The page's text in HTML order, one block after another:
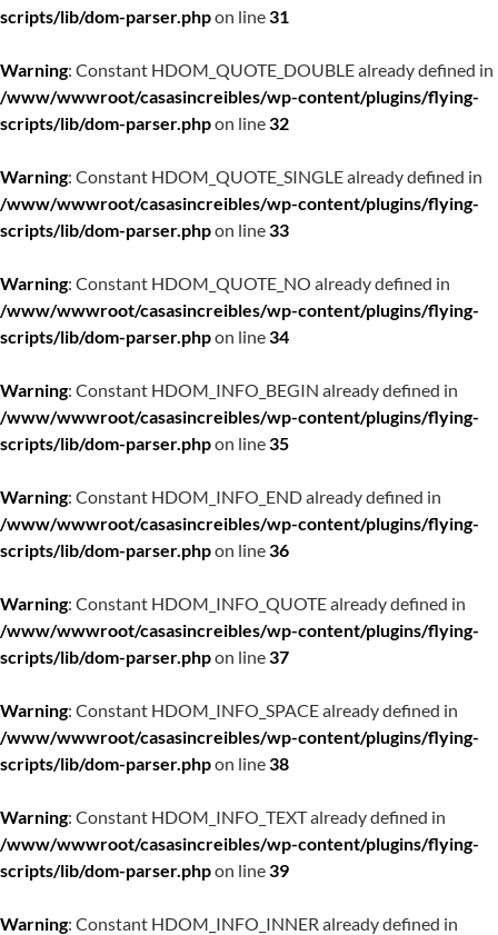
scripts/lib/dom-parser.phpon line31
Warning: Constant HDOM_QUOTE_DOUBLE already defined in
/www/wwwroot/casasincreibles/wp-content/plugins/flying-
scripts/lib/dom-parser.phpon line32
Warning: Constant HDOM_QUOTE_SINGLE already defined in
/www/wwwroot/casasincreibles/wp-content/plugins/flying-
scripts/lib/dom-parser.phpon line33
Warning: Constant HDOM_QUOTE_NO already defined in
/www/wwwroot/casasincreibles/wp-content/plugins/flying-
scripts/lib/dom-parser.phpon line34
Warning: Constant HDOM_INFO_BEGIN already defined in
/www/wwwroot/casasincreibles/wp-content/plugins/flying-
scripts/lib/dom-parser.phpon line35
Warning: Constant HDOM_INFO_END already defined in
/www/wwwroot/casasincreibles/wp-content/plugins/flying-
scripts/lib/dom-parser.phpon line36
Warning: Constant HDOM_INFO_QUOTE already defined in
/www/wwwroot/casasincreibles/wp-content/plugins/flying-
scripts/lib/dom-parser.phpon line37
Warning: Constant HDOM_INFO_SPACE already defined in
/www/wwwroot/casasincreibles/wp-content/plugins/flying-
scripts/lib/dom-parser.phpon line38
Warning: Constant HDOM_INFO_TEXT already defined in
/www/wwwroot/casasincreibles/wp-content/plugins/flying-
scripts/lib/dom-parser.phpon line39
Warning: Constant HDOM_INFO_INNER already defined in